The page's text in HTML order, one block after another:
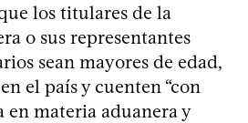
los titulares de la
o sus representantes
sean mayores de edad,
el país y cuenten “con
materia aduanera y